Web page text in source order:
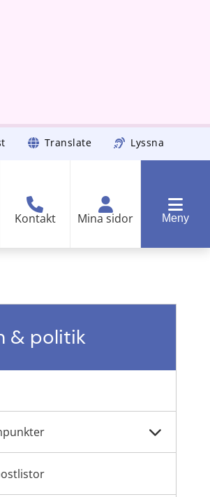
Translate Lyssna
Kontakt Mina sidor Meny
& politik